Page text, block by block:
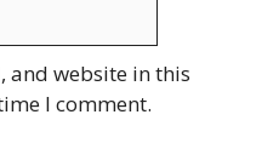
and website in this
I comment.